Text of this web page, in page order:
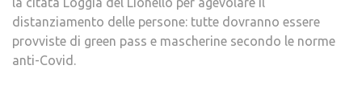
distanziamento delle persone: tutte dovranno essere
provviste di green pass e mascherine secondo le norme
anti-Covid.